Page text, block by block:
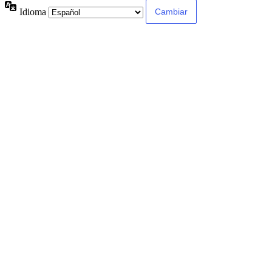
Idioma